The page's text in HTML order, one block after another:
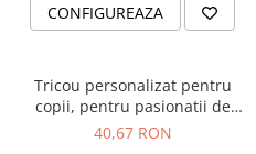
CONFIGUREAZA
Tricou personalizat pentru
copii, pentru pasionatii de
baschet, cu nume si minge de
40,67 RON